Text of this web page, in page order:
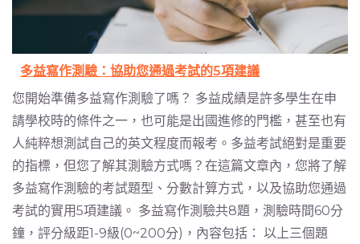
多益寫作測驗：協助您通過考試的5項建議
您開始準備多益寫作測驗了嗎？ 多益成績是許多學生在申
請學校時的條件之一，也可能是出國進修的門檻，甚至也有
人純粹想測試自己的英文程度而報考。多益考試絕對是重要
的指標，但您了解其測驗方式嗎？在這篇文章內，您將了解
多益寫作測驗的考試題型、分數計算方式，以及協助您通過
考試的實用5項建議。 多益寫作測驗共8題，測驗時間60分
鐘，評分級距1-9級(0~200分)，內容包括： 以上三個題